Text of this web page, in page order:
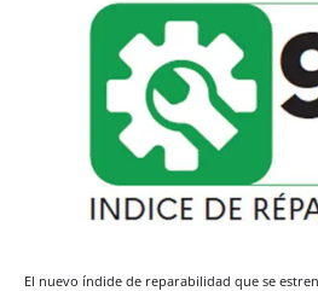
El nuevo índide de reparabilidad que se